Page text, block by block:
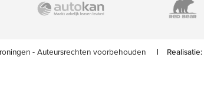
- Auteursrechten voorbehouden Realisatie: